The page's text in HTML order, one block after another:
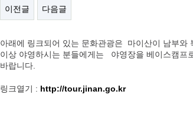
이전글 다음글
아래에 링크되어 있는 문화관광은 마이산이 남부
이상 야영하시는 분들에게는 야영장을 베이스캠
바랍니다.
링크열기 : http://tour.jinan.go.kr